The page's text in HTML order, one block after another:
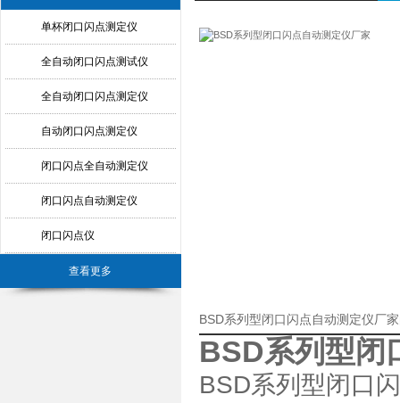
单杯闭口闪点测定仪
全自动闭口闪点测试仪
全自动闭口闪点测定仪
自动闭口闪点测定仪
闭口闪点全自动测定仪
闭口闪点自动测定仪
闭口闪点仪
查看更多
BSD系列型闭口闪点自动测定仪厂
BSD系列型闭
BSD系列型闭口